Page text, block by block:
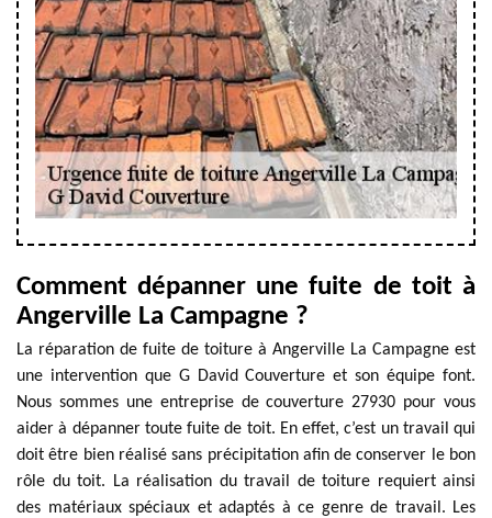
Comment dépanner une fuite de toit à
Angerville La Campagne ?
La réparation de fuite de toiture à Angerville La Campagne est
une intervention que G David Couverture et son équipe font.
Nous sommes une entreprise de couverture 27930 pour vous
aider à dépanner toute fuite de toit. En effet, c’est un travail qui
doit être bien réalisé sans précipitation afin de conserver le bon
rôle du toit. La réalisation du travail de toiture requiert ainsi
des matériaux spéciaux et adaptés à ce genre de travail. Les